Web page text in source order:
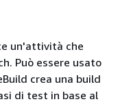
un'attività che
Può essere usato
crea una build
di test in base al